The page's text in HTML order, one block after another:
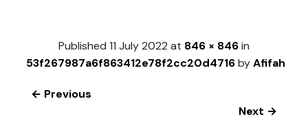
Published 11 July 2022 at 846 × 846in
53f267987a6f863412e78f2cc20d4716byAfifah
← Previous
Next →